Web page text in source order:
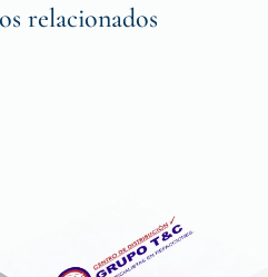
relacionados